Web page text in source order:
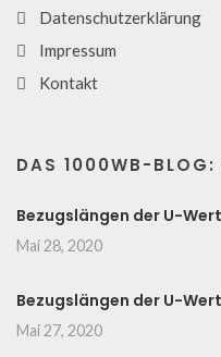
Datenschutzerklärung
Impressum
Kontakt
DAS 1000WB-BLOG:
Bezugslängen der U-
Mai 28, 2020
Bezugslängen der U-
Mai 27, 2020